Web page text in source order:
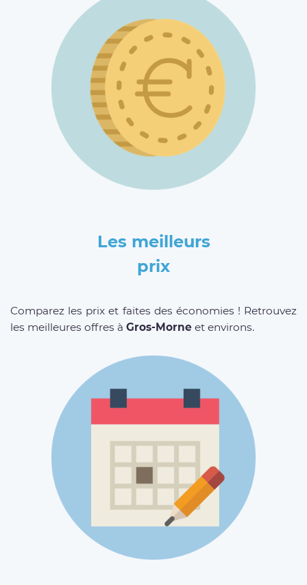
Les meilleurs
prix
Comparez les prix et faites des économies ! Retrouvez
les meilleures offres à Gros-Morne et environs.